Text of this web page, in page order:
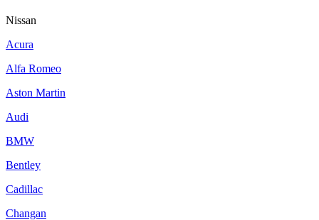
Nissan
Acura
Alfa Romeo
Aston Martin
Audi
BMW
Bentley
Cadillac
Changan